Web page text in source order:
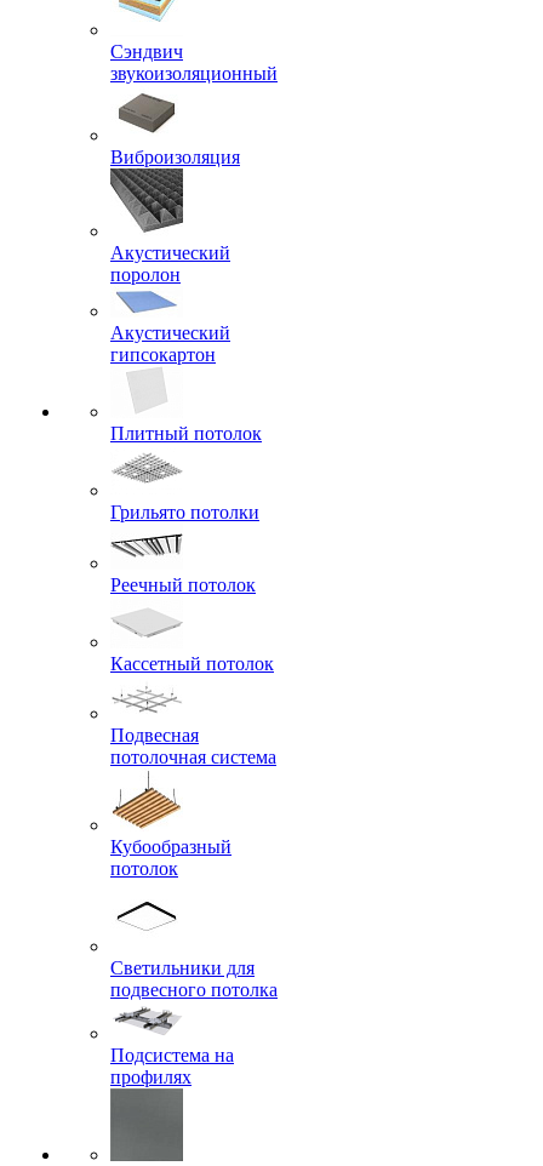
Сэндвич
звукоизоляционный
Виброизоляция
Акустический
поролон
Акустический
гипсокартон
Плитный потолок
Грильято потолки
Реечный потолок
Кассетный потолок
Подвесная
потолочная система
Кубообразный
потолок
Светильники для
подвесного потолка
Подсистема на
профилях